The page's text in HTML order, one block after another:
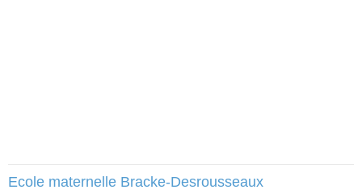
Ecole maternelle Bracke-Desrousseaux